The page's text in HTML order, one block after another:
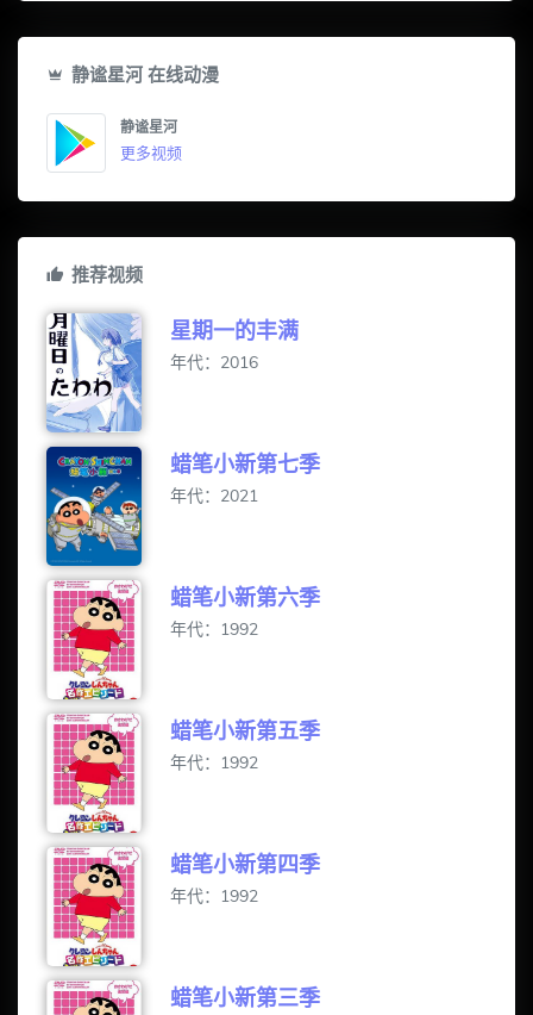
静谧星河 在线动漫
静谧星河
更多视频
推荐视频
星期一的丰满
年代：2016
蜡笔小新第七季
年代：2021
蜡笔小新第六季
年代：1992
蜡笔小新第五季
年代：1992
蜡笔小新第四季
年代：1992
蜡笔小新第三季